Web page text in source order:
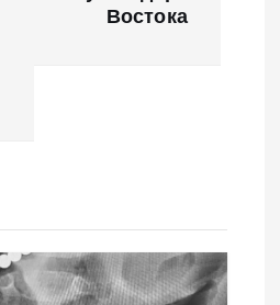
Востока